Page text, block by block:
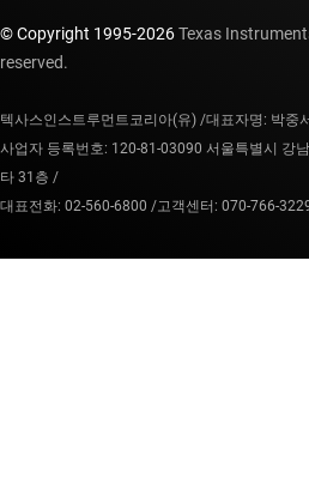
© Copyright 1995-2026Texas
reserved.
텍사스인스트루먼트코리아(유) /대표자명: 박중
사업자 등록번호: 120-81-03090 서울특별시 강
타 31층 /
대표전화: 02-560-6800 /고객센터: 070-766-